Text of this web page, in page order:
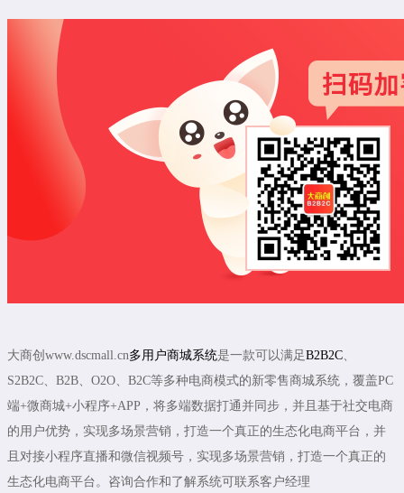
大商创www.dscmall.cn多用户商城系统是一款可以满足B2B2C
S2B2C、B2B、O2O、B2C等多种电商模式的新零售商城系统，覆盖PC
端+微商城+小程序+APP，将多端数据打通并同步，并且基于社交电商
的用户优势，实现多场景营销，打造一个真正的生态化电商平台，并
且对接小程序直播和微信视频号，实现多场景营销，打造一个真正的
生态化电商平台。咨询合作和了解系统可联系客户经理